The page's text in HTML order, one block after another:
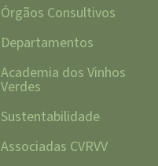
Órgãos Consultivos
Departamentos
Academia dos Vinhos
Verdes
Sustentabilidade
Associadas CVRVV